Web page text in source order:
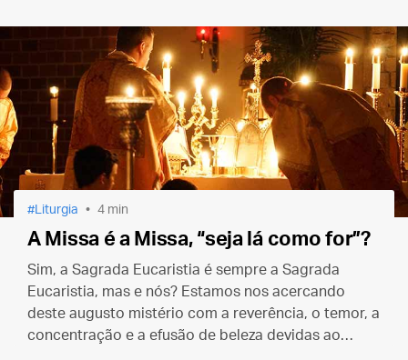
Liturgia 4 min
A Missa é a Missa, “seja lá como for”?
Sim, a Sagrada Eucaristia é sempre a Sagrada
Eucaristia, mas e nós? Estamos nos acercando
deste augusto mistério com a reverência, o temor, a
concentração e a efusão de beleza devidas ao